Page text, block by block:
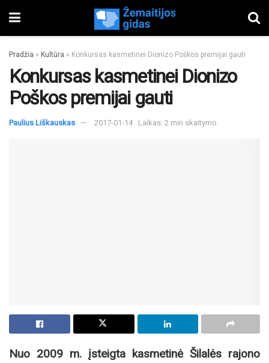
Pradžia » Kultūra » Konkursas kasmetinei Dionizo Poškos premijai gauti
Konkursas kasmetinei Dionizo
Poškos premijai gauti
Paulius Liškauskas 2017-01-14 Laikas: 2 min skaitymo
Nuo 2009 m. įsteigta kasmetinė Šilalės rajono